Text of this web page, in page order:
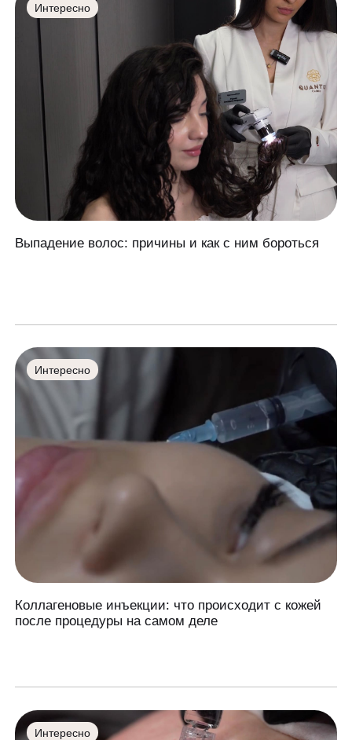
Интересно
Выпадение волос: причины и как с ним бороться
Интересно
Коллагеновые инъекции: что происходит с кожей
после процедуры на самом деле
Интересно